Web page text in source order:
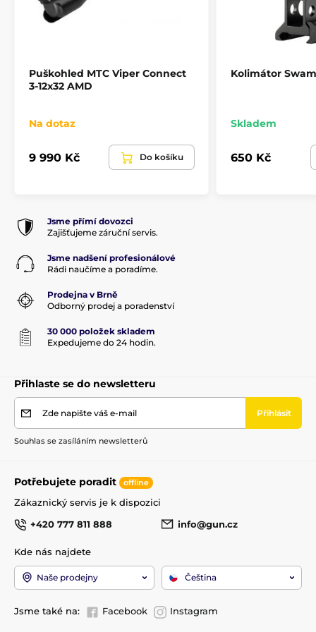
úpravy). Puškohledy jsou plněny dusíkem
zabraňující zamlžování čoček, jsou
Puškohledy MTC Viper Pro nejsou vyráběny ve
spolupráci s Optisanem. Puškohledy MTC –
pozáruční servis.
Plněno dusíkem ano
30 mm
Puškohled MTC Viper Connect
3-12x32 AMD
Na dotaz
9 990 Kč Do košíku
Kolimátor
Skladem
650 Kč
Jsme přímí dovozci
Zajišťujeme záruční servis.
Jsme nadšení profesionálové
Rádi naučíme a poradíme.
Prodejna v Brně
Odborný prodej a poradenství
30 000 položek skladem
Expedujeme do 24 hodin.
Přihlaste se do newsletteru
Zde napište váš e-mail Přihlásit
Souhlas se zasíláním newsletterů
Potřebujete poradit offline
Zákaznický servis je k dispozici
+420 777 811 888
info@gun.cz
Kde nás najdete
Naše prodejny Čeština
Jsme také na: Facebook Instagram